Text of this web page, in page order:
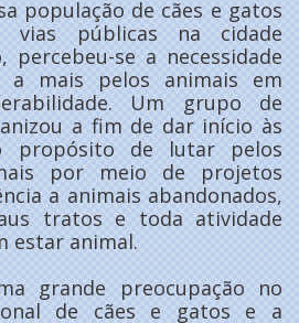
população de cães e gatos
vias públicas na cidade
percebeu-se a necessidade
mais pelos animais em
Um grupo de
a fim de dar início às
propósito de lutar pelos
por meio de projetos
a animais abandonados,
tratos e toda atividade
estar animal.
grande preocupação no
de cães e gatos e a